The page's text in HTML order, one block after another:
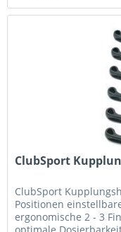
ClubSport
ClubSport
Positionen
ergonomische 2 - 3